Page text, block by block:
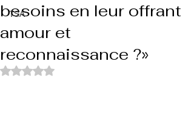
TSA
besoins en leur offrant
amour et
reconnaissance ?»
Noté NaN étoiles sur 5.